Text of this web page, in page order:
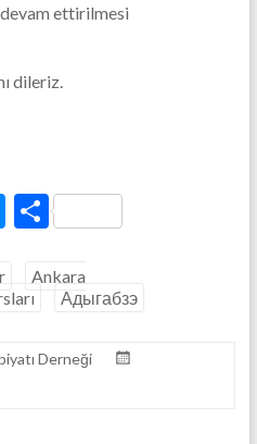
ettirilmesi
dileriz.
M
se
n
g
S
ar
e
Ankara
Адыгабзэ
Derneği